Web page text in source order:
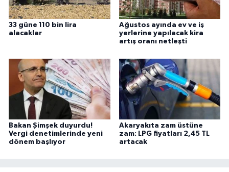
33 güne 110 bin lira
alacaklar
Ağustos ayında ev ve iş
yerlerine yapılacak kira
artış oranı netleşti
Bakan Şimşek duyurdu!
Vergi denetimlerinde yeni
dönem başlıyor
Akaryakıta zam üstüne
zam: LPG fiyatları 2,45 TL
artacak